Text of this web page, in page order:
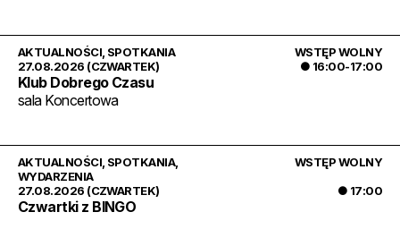
27.08.2026 (CZWARTEK) ● 16:00-17:00
AKTUALNOŚCI SPOTKANIA WSTĘP WOLNY
Klub Dobrego Czasu
sala Koncertowa
27.08.2026 (CZWARTEK) ● 17:00
AKTUALNOŚCI SPOTKANIA,
WYDARZENIA
WSTĘP WOLNY
Czwartki z BINGO